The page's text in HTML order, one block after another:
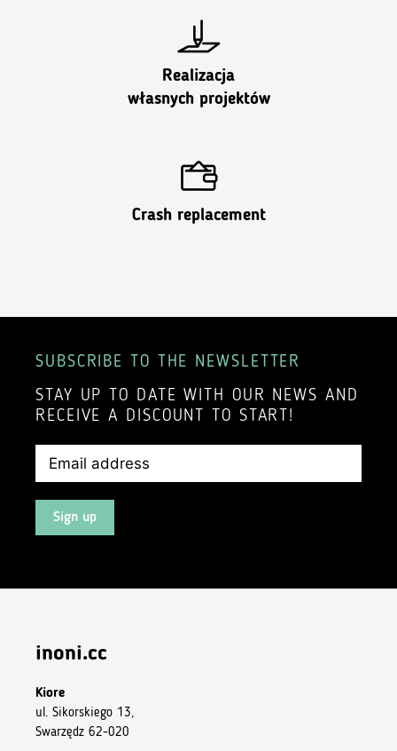
Realizacja
własnych projektów
Crash replacement
SUBSCRIBE TO THE NEWSLETTER
STAY UP TO DATE WITH OUR NEWS AND
RECEIVE A DISCOUNT TO START!
Sign up
inoni.cc
Kiore
ul. Sikorskiego 13,
Swarzędz 62-020